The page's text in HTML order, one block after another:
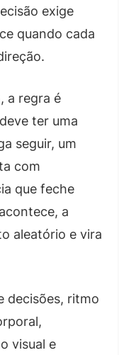
exige
quando cada
a regra é
ter uma
seguir, um
com
que feche
a
aleatório e vira
decisões, ritmo
visual e